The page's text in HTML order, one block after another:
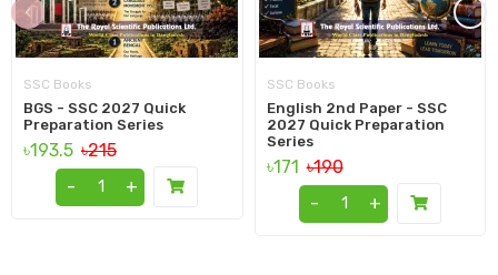
SSC Books
BGS - SSC 2027 Quick
Preparation Series
৳193.5 ৳215
-
+
SSC Books
English 2nd Paper - SSC
2027 Quick Preparation
Series
৳171 ৳190
-
+
‹ ›